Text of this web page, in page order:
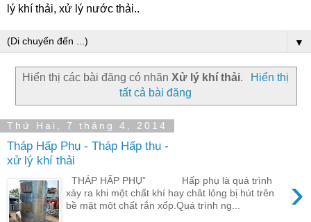
lý khí thải, xử lý nước thải..
▼
Hiển thị các bài đăng có nhãnXử lý khí thải.
Hiển thị
tất cả bài đăng
Thứ Hai, 7 tháng 4, 2014
Tháp Hấp Phụ - Tháp Hấp thụ -
xử lý khí thải
›
THÁP HẤP PHỤ” Hấp phụ là quá trình
xảy ra khi một chất khí hay chât lỏng bị hút trên
bề mặt một chất rắn xốp.Quá trình ng...